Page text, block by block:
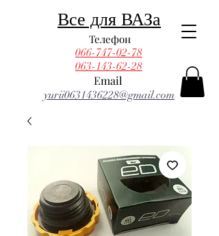
Email
Телефон
yurii0631436228@gmail.com
066-747-02-78
Все для ВАЗа
063-143-62-28